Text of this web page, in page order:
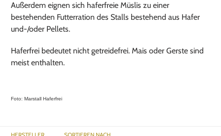
e
Außerdem eignen sich haferfreie Müslis zu einer
bestehenden Futterration des Stalls bestehend aus Hafer
und-/oder Pellets.
Haferfrei bedeutet nicht getreidefrei. Mais oder Gerste sind
meist enthalten.
Foto: Marstall Haferfrei